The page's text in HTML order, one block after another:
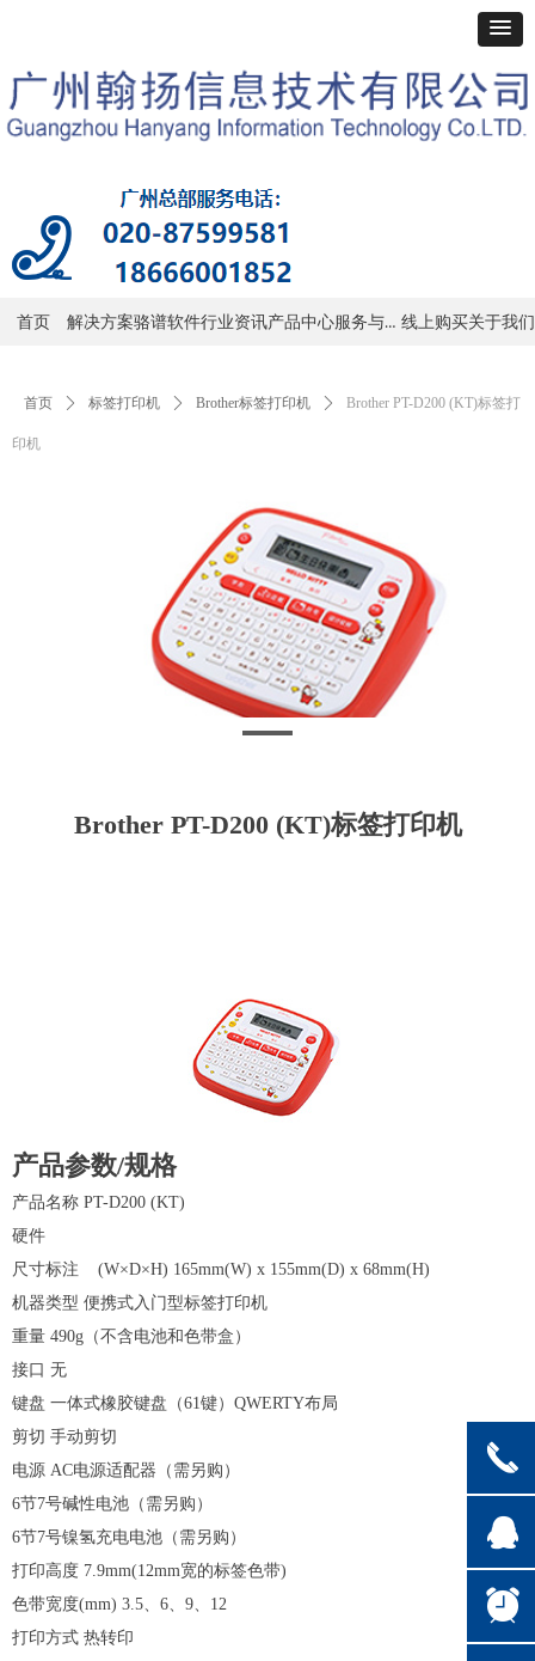
首页 解决方案骆谱软件行业资讯产品中心 服务与支持 线上购买关于我们
首页 ꄲ 标签打印机 ꄲ Brother标签打印机 ꄲ Brother PT-D200 (KT)标签打
印机
Brother PT-D200 (KT)标签打印机
产品参数/规格
产品名称 PT-D200 (KT)
硬件
尺寸标注 (W×D×H) 165mm(W) x 155mm(D) x 68mm(H)
机器类型 便携式入门型标签打印机
重量 490g （不含电池和色带盒）
接口 无
键盘 一体式橡胶键盘（61键） QWERTY布局
剪切 手动剪切
电源 AC电源适配器（需另购）
6节7号碱性电池（需另购）
6节7号镍氢充电电池（需另购）
打印高度 7.9mm(12mm宽的标签色带)
色带宽度(mm) 3.5、 6、 9、 12
打印方式 热转印
끅
뀩
뀥